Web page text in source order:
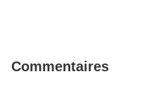
Commentaires